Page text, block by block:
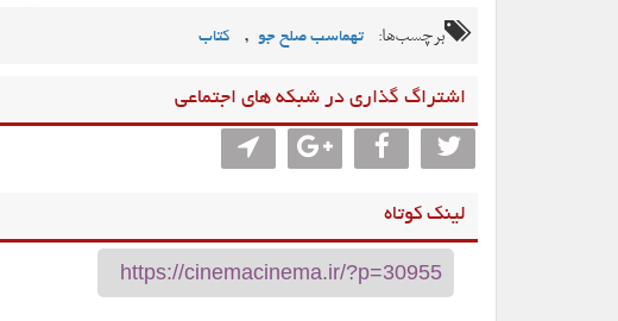
برچسب‌ها: تهماسب صلح جو , کتاب
اشتراگ گذاری در شبکه های اجتماعی
لینک کوتاه